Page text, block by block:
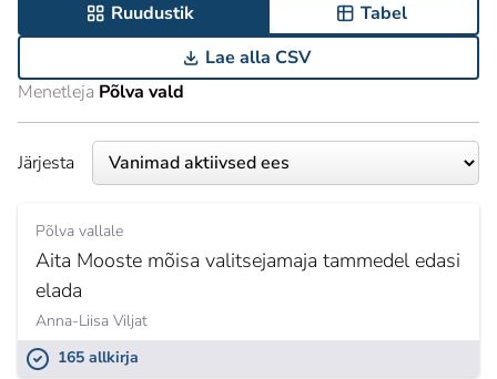
Ruudustik
Tabel
Lae alla CSV
Menetleja Põlva vald
Järjesta
Põlva vallale
Aita Mooste mõisa valitsejamaja tammedel edasi
elada
Anna-Liisa Viljat
165 allkirja